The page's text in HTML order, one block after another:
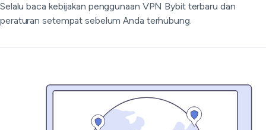
Selalu baca kebijakan penggunaan VPN Bybit terbaru dan
peraturan setempat sebelum Anda terhubung.